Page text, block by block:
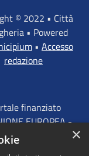
© 2022 • Città
• Powered
• Accesso
redazione
finanziato
EUROPEA -
STRUTTURALI
×